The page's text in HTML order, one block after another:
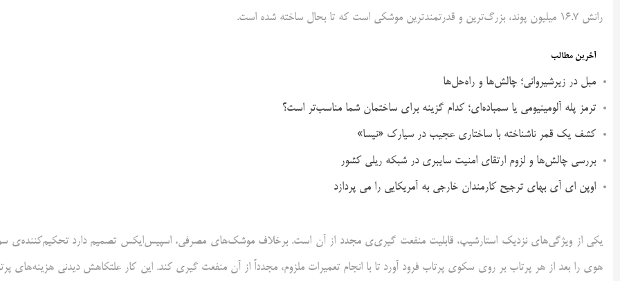
رانش ۱۶.۷ میلیون پوند، بزرگ‌ترین و قدرتمندترین موشکی است که تا بحال ساخته شده است.
آخرین مطالب
مبل در زیرشیروانی؛ چالش‌ها و راه‌حل‌ها
ترمز پله آلومینیومی یا سمباده‌ای؛ کدام گزینه برای ساختمان شما مناسب‌تر است؟
کشف یک قمر ناشناخته با ساختاری عجیب در سیارک «نیسا»
بررسی چالش‌ها و لزوم ارتقای امنیت سایبری در شبکه ریلی کشور
اوپن ای آی بهای ترجیح کارمندان خارجی به آمریکایی را می پردازد
یکی از ویژگی‌های نزدیک استارشیپ، قابلیت منفعت گیری‌ی مجدد از آن است. برخلاف موشک‌های مصرفی، اسپیس‌ایکس تصمیم دارد تحکیم‌کننده‌ی
هوی را بعد از هر پرتاب بر روی سکوی پرتاب فرود آورد تا با انجام تعمیرات ملزوم، مجدداً از آن منفعت گیری کند. این کار علتکاهش دیدنی هزینه‌های